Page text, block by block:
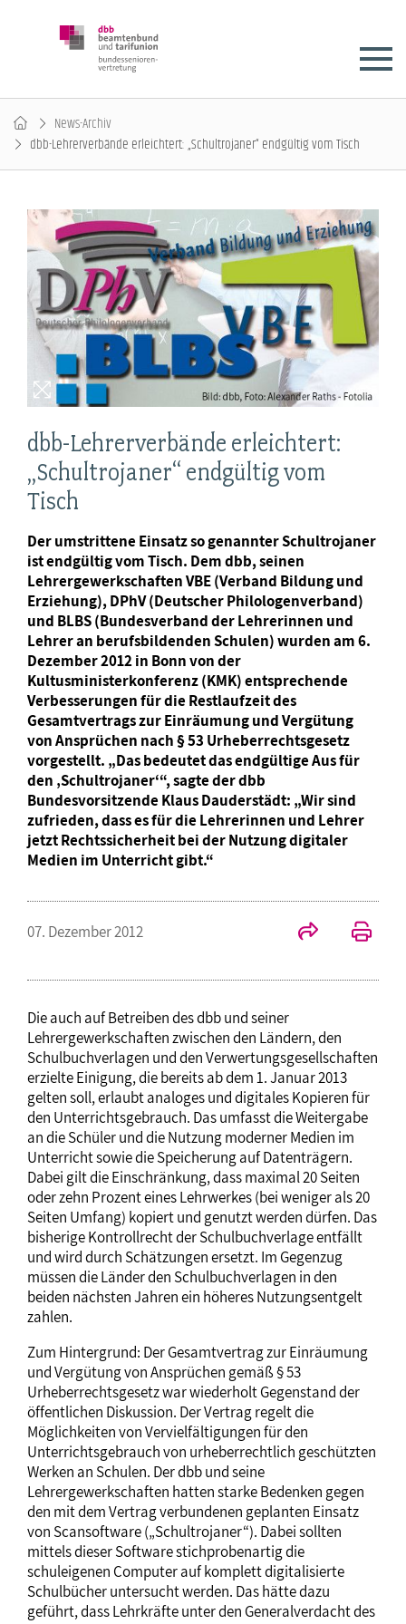
News-Archiv
dbb-Lehrerverbände erleichtert: „Schultrojaner“ endgültig vom Tisch
dbb-Lehrerverbände erleichtert:
„Schultrojaner“ endgültig vom
Tisch
Der umstrittene Einsatz so genannter Schultrojaner
ist endgültig vom Tisch. Dem dbb, seinen
Lehrergewerkschaften VBE (Verband Bildung und
Erziehung), DPhV (Deutscher Philologenverband)
und BLBS (Bundesverband der Lehrerinnen und
Lehrer an berufsbildenden Schulen) wurden am 6.
Dezember 2012 in Bonn von der
Kultusministerkonferenz (KMK) entsprechende
Verbesserungen für die Restlaufzeit des
Gesamtvertrags zur Einräumung und Vergütung
von Ansprüchen nach § 53 Urheberrechtsgesetz
vorgestellt. „Das bedeutet das endgültige Aus für
den ‚Schultrojaner‘“, sagte der dbb
Bundesvorsitzende Klaus Dauderstädt: „Wir sind
zufrieden, dass es für die Lehrerinnen und Lehrer
jetzt Rechtssicherheit bei der Nutzung digitaler
Medien im Unterricht gibt.“
07. Dezember 2012
Die auch auf Betreiben des dbb und seiner
Lehrergewerkschaften zwischen den Ländern, den
Schulbuchverlagen und den Verwertungsgesellschaften
erzielte Einigung, die bereits ab dem 1. Januar 2013
gelten soll, erlaubt analoges und digitales Kopieren für
den Unterrichtsgebrauch. Das umfasst die Weitergabe
an die Schüler und die Nutzung moderner Medien im
Unterricht sowie die Speicherung auf Datenträgern.
Dabei gilt die Einschränkung, dass maximal 20 Seiten
oder zehn Prozent eines Lehrwerkes (bei weniger als 20
Seiten Umfang) kopiert und genutzt werden dürfen. Das
bisherige Kontrollrecht der Schulbuchverlage entfällt
und wird durch Schätzungen ersetzt. Im Gegenzug
müssen die Länder den Schulbuchverlagen in den
beiden nächsten Jahren ein höheres Nutzungsentgelt
zahlen.
Zum Hintergrund: Der Gesamtvertrag zur Einräumung
und Vergütung von Ansprüchen gemäß § 53
Urheberrechtsgesetz war wiederholt Gegenstand der
öffentlichen Diskussion. Der Vertrag regelt die
Möglichkeiten von Vervielfältigungen für den
Unterrichtsgebrauch von urheberrechtlich geschützten
Werken an Schulen. Der dbb und seine
Lehrergewerkschaften hatten starke Bedenken gegen
den mit dem Vertrag verbundenen geplanten Einsatz
von Scansoftware („Schultrojaner“). Dabei sollten
mittels dieser Software stichprobenartig die
schuleigenen Computer auf komplett digitalisierte
Schulbücher untersucht werden. Das hätte dazu
geführt, dass Lehrkräfte unter den Generalverdacht des